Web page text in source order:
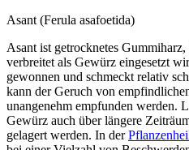
Asant (Ferula asafoetida)
Asant ist getrocknetes
verbreitet als Gewürz eingesetzt
gewonnen und schmeckt relativ
kann der Geruch von
unangenehm empfunden werden.
Gewürz auch über längere
gelagert werden. In der